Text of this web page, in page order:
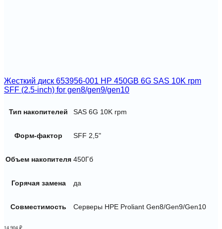
Жесткий диск 653956-001 HP 450GB 6G SAS 10K rpm
SFF (2.5-inch) for gen8/gen9/gen10
Тип накопителей SAS 6G 10K rpm
Форм-фактор SFF 2,5"
Объем накопителя 450Гб
Горячая замена да
Совместимость Серверы HPE Proliant Gen8/Gen9/Gen10